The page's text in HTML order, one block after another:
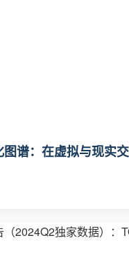
谱：在虚拟与现实